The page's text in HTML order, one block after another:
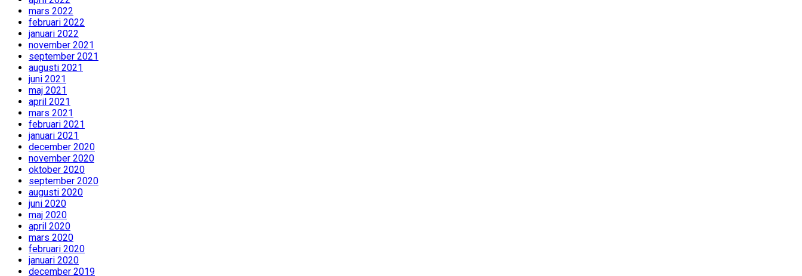
mars 2022
februari 2022
januari 2022
november 2021
september 2021
augusti 2021
juni 2021
maj 2021
april 2021
mars 2021
februari 2021
januari 2021
december 2020
november 2020
oktober 2020
september 2020
augusti 2020
juni 2020
maj 2020
april 2020
mars 2020
februari 2020
januari 2020
december 2019